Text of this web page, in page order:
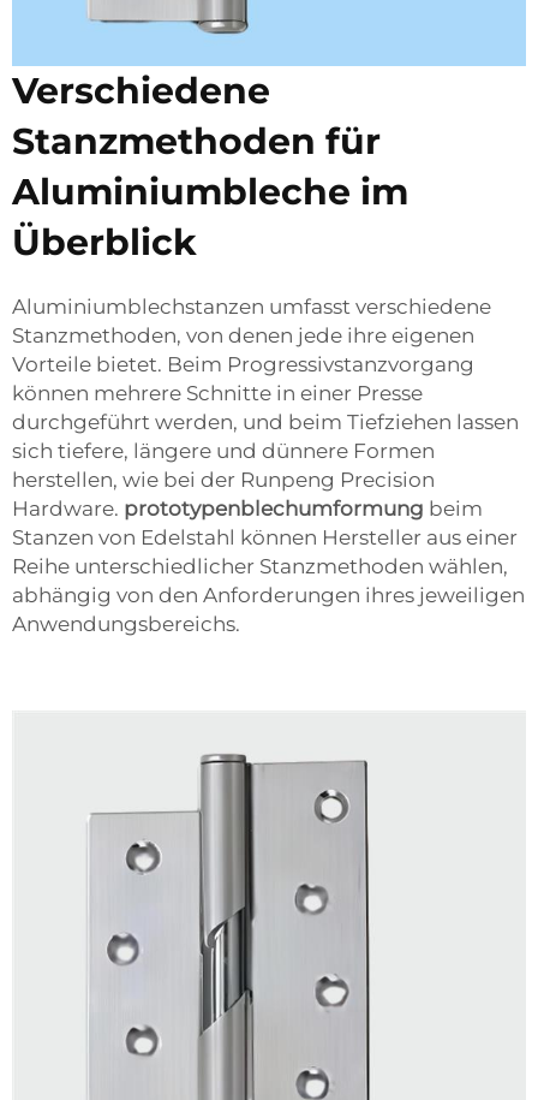
Verschiedene
Stanzmethoden für
Aluminiumbleche im
Überblick
Aluminiumblechstanzen umfasst verschiedene
Stanzmethoden, von denen jede ihre eigenen
Vorteile bietet. Beim Progressivstanzvorgang
können mehrere Schnitte in einer Presse
durchgeführt werden, und beim Tiefziehen lassen
sich tiefere, längere und dünnere Formen
herstellen, wie bei der Runpeng Precision
Hardware. prototypenblechumformung beim
Stanzen von Edelstahl können Hersteller aus einer
Reihe unterschiedlicher Stanzmethoden wählen,
abhängig von den Anforderungen ihres jeweiligen
Anwendungsbereichs.